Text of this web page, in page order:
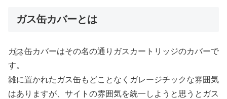
ガス缶カバーとは
ガス缶カバーはその名の通りガスカートリッジのカバーで
す。
雑に置かれたガス缶もどことなくガレージチックな雰囲気
はありますが、サイトの雰囲気を統一しようと思うとガス